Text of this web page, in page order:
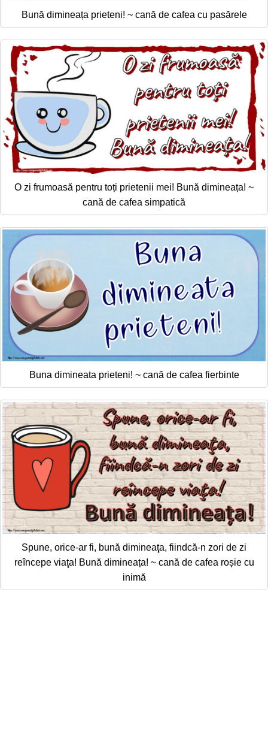
Bună dimineața prieteni! ~ cană de cafea cu pasărele
O zi frumoasă pentru toți prietenii mei! Bună dimineața! ~
cană de cafea simpatică
Buna dimineata prieteni! ~ cană de cafea fierbinte
Spune, orice-ar fi, bună dimineaţa, fiindcă-n zori de zi
reîncepe viaţa! Bună dimineața! ~ cană de cafea roșie cu
inimă